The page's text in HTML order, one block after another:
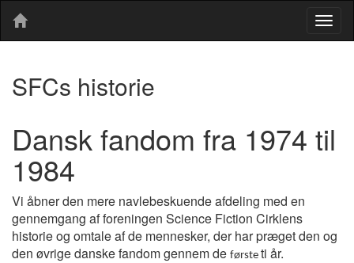
SFCs historie
Dansk fandom fra 1974 til
1984
Vi åbner den mere navlebeskuende afdeling med en
gennemgang af foreningen Science Fiction Cirklens
historie og omtale af de mennesker, der har præget den og
den øvrige danske fandom gennem de første ti år.